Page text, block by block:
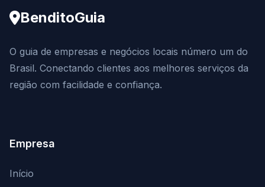
BenditoGuia
O guia de empresas e negócios locais número um do
Brasil. Conectando clientes aos melhores serviços da
região com facilidade e confiança.
Empresa
Início